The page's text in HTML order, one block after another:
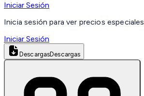
Iniciar Sesión
Inicia sesión para ver precios especiales
Iniciar Sesión
DescargasDescargas